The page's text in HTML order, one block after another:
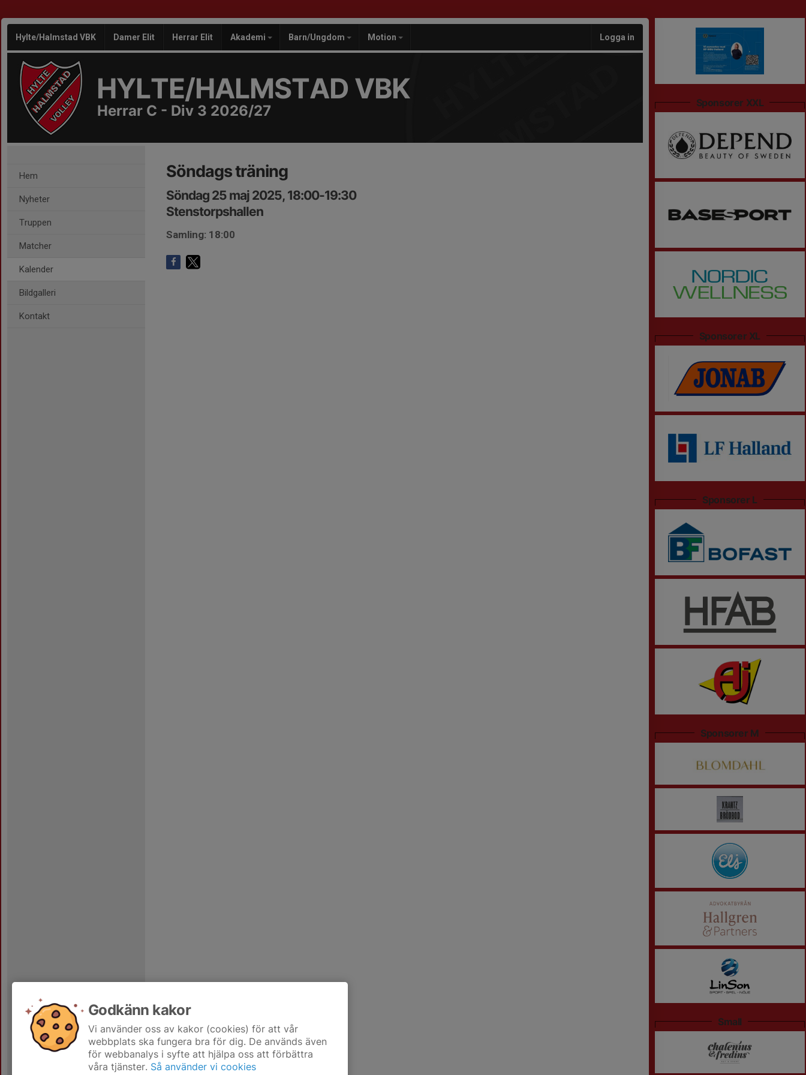
Hylte/Halmstad VBK Damer Elit Herrar Elit Akademi Barn/Ungdom Motion Logga in
HYLTE/HALMSTAD VBK
Herrar C - Div 3 2026/27
Hem
Nyheter
Truppen
Matcher
Kalender
Bildgalleri
Kontakt
Söndags träning
Söndag 25 maj 2025, 18:00-19:30
Stenstorpshallen
Samling: 18:00
Sponsorer XXL
Sponsorer XL
Sponsorer L
Sponsorer M
Small
Godkänn kakor
Vi använder oss av kakor (cookies) för att vår
webbplats ska fungera bra för dig. De används även
för webbanalys i syfte att hjälpa oss att förbättra
våra tjänster. Så använder vi cookies